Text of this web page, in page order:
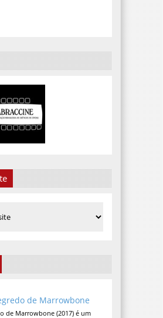
de Marrowbone
de Marrowbone (2017) é um